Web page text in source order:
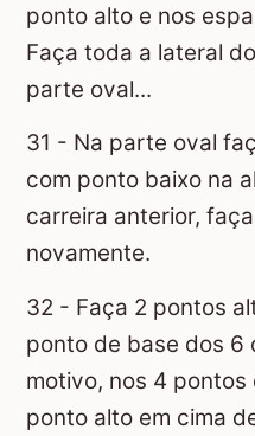
ponto alto e nos
Faça toda a lateral
parte oval...
31 - Na parte oval
com ponto baixo na
carreira anterior,
novamente.
32 - Faça 2 pontos
ponto de base dos 6
motivo, nos 4
ponto alto em cima